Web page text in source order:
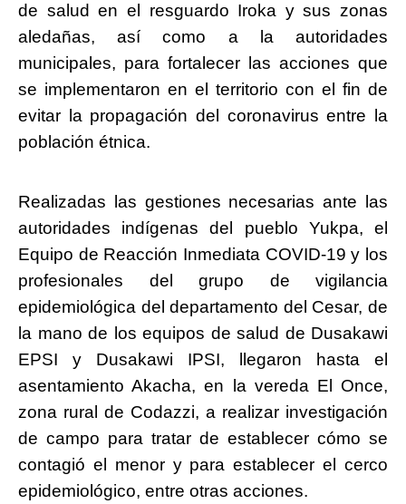
de salud en el resguardo Iroka y sus zonas
aledañas, así como a la autoridades
municipales, para fortalecer las acciones que
se implementaron en el territorio con el fin de
evitar la propagación del coronavirus entre la
población étnica.
Realizadas las gestiones necesarias ante las
autoridades indígenas del pueblo Yukpa, el
Equipo de Reacción Inmediata COVID-19 y los
profesionales del grupo de vigilancia
epidemiológica del departamento del Cesar, de
la mano de los equipos de salud de Dusakawi
EPSI y Dusakawi IPSI, llegaron hasta el
asentamiento Akacha, en la vereda El Once,
zona rural de Codazzi, a realizar investigación
de campo para tratar de establecer cómo se
contagió el menor y para establecer el cerco
epidemiológico, entre otras acciones.